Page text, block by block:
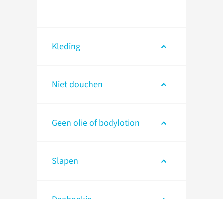
Kleding
Niet douchen
Geen olie of bodylotion
Slapen